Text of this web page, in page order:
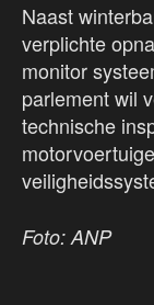
Naast
verplichte
monitor
parlement wil
technische
Foto: ANP